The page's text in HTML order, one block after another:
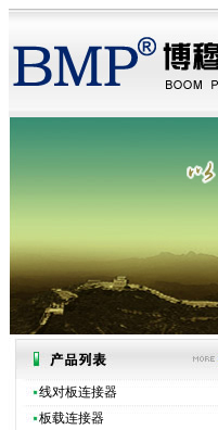
线对板连接器
板载连接器